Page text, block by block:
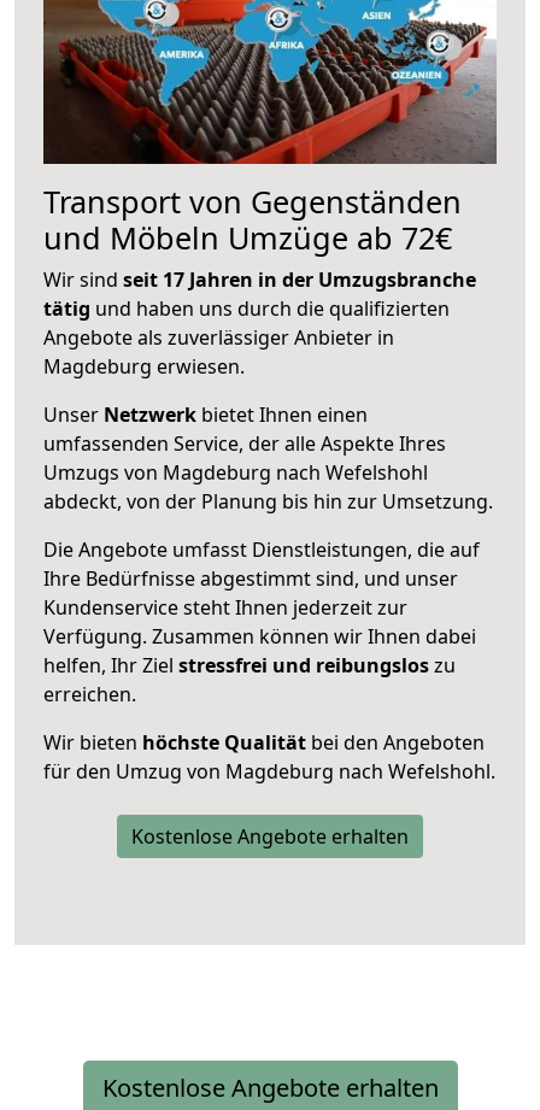
Transport von Gegenständen
und Möbeln Umzüge ab 72€
Wir sind seit 17 Jahren in der Umzugsbranche
tätig und haben uns durch die qualifizierten
Angebote als zuverlässiger Anbieter in
Magdeburg erwiesen.
Unser Netzwerk bietet Ihnen einen
umfassenden Service, der alle Aspekte Ihres
Umzugs von Magdeburg nach Wefelshohl
abdeckt, von der Planung bis hin zur Umsetzung.
Die Angebote umfasst Dienstleistungen, die auf
Ihre Bedürfnisse abgestimmt sind, und unser
Kundenservice steht Ihnen jederzeit zur
Verfügung. Zusammen können wir Ihnen dabei
helfen, Ihr Ziel stressfrei und reibungsloszu
erreichen.
Wir bieten höchste Qualität bei den Angeboten
für den Umzug von Magdeburg nach Wefelshohl.
Kostenlose Angebote erhalten
Kostenlose Angebote erhalten